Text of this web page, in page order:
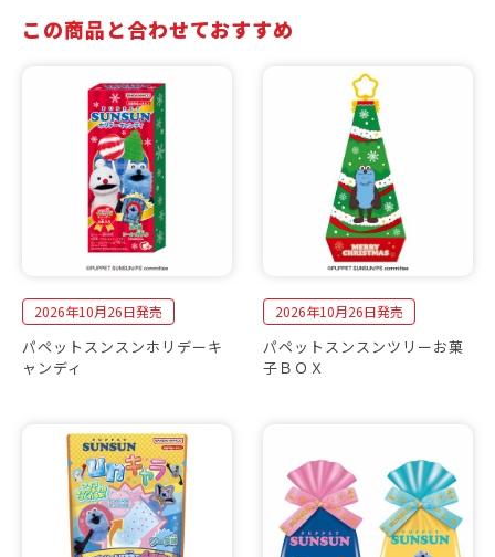
この商品と合わせておすすめ
2026年10月26日発売
パペットスンスンホリデーキ
ャンディ
2026年10月26日発売
パペットスンスンツリーお菓
子ＢＯＸ